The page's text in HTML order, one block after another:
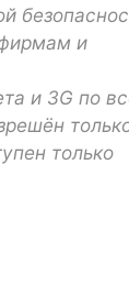
и
и 3G по
только